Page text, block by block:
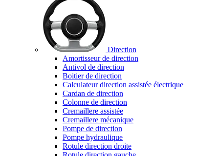
Direction
Amortisseur de direction
Antivol de direction
Boitier de direction
Calculateur direction assistée électrique
Cardan de direction
Colonne de direction
Cremaillere assistée
Cremaillere mécanique
Pompe de direction
Pompe hydraulique
Rotule direction droite